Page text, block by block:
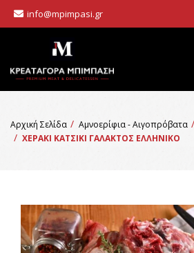
info@mpimpasi.gr
Αρχική Σελίδα Αμνοερίφια - Αιγοπρόβατα
ΧΕΡΑΚΙ ΚΑΤΣΙΚΙ ΓΑΛΑΚΤΟΣ ΕΛΛΗΝΙΚΟ